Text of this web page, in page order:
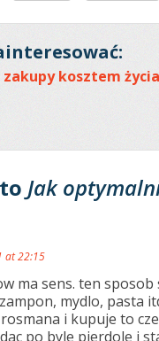
kosztem życia
Jak
at 22:15
ma sens. ten
mydlo, pasta
i kupuje to
po byle pierdole i